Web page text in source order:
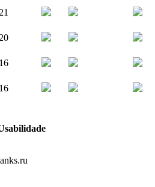
21
20
16
16